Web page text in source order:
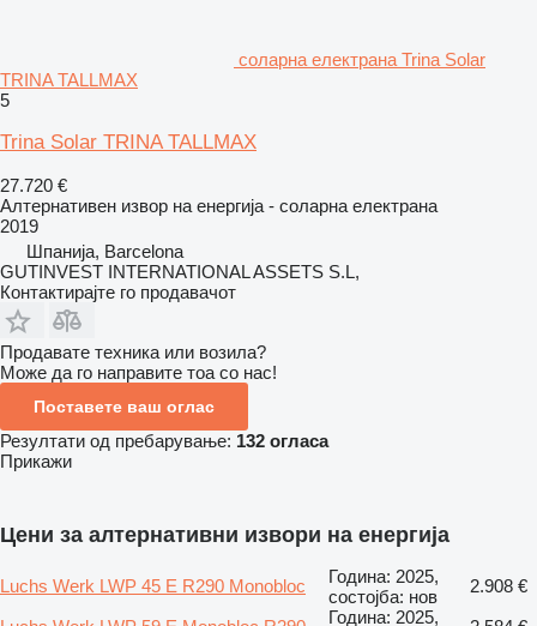
соларна електрана Trina Solar
TRINA TALLMAX
5
Trina Solar TRINA TALLMAX
27.720 €
Алтернативен извор на енергија - соларна електрана
2019
Шпанија, Barcelona
GUTINVEST INTERNATIONAL ASSETS S.L,
Контактирајте го продавачот
Продавате техника или возила?
Може да го направите тоа со нас!
Поставете ваш оглас
Резултати од пребарување: 132 огласа
Прикажи
Цени за алтернативни извори на енергија
Luchs Werk LWP 45 E R290 Monobloc
Година: 2025,
состојба: нов
2.908 €
Година: 2025,